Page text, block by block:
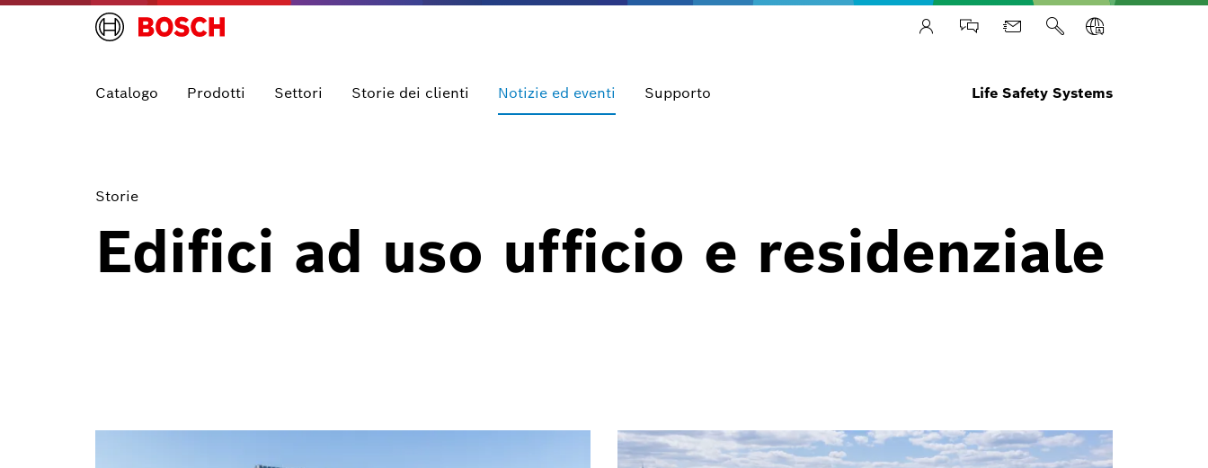
Catalogo Prodotti Settori Storie dei clienti Notizie ed eventi Supporto Life Safety Systems
Storie
Edifici ad uso ufficio e residenziale